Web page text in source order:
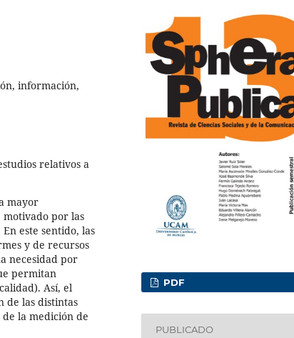
información,
relativos a
mayor
por las
En este sentido, las
y de recursos
necesidad por
permitan
Así, el
de las distintas
la medición de
PDF
PUBLICADO